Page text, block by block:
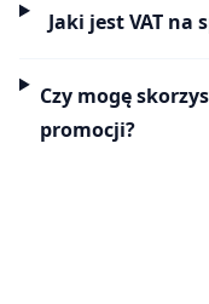
Jaki jest VAT na
Czy mogę
promocji?